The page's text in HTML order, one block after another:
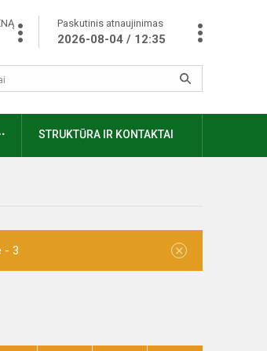
Paskutinis atnaujinimas
2026-08-04 / 12:35
STRUKTŪRA IR KONTAKTAI
- 3 ×